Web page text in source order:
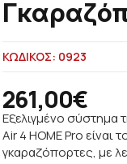
ΚΩΔΙΚΟΣ: 0923
261,00€
Εξελιγμένο σύστημα
Air 4 ΗΟΜΕ Pro είναι
γκαραζόπορτες, με